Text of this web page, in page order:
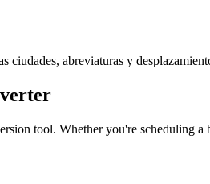
ciudades, abreviaturas y
tool. Whether you're scheduling